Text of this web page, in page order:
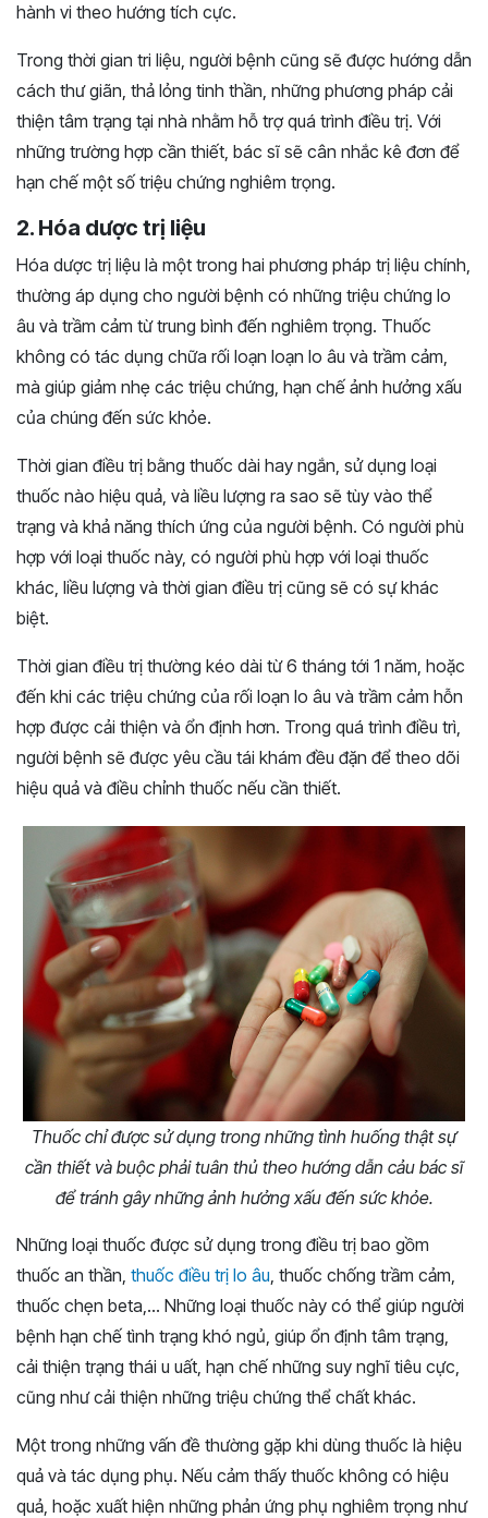
hành vi theo hướng tích cực.
Trong thời gian tri liệu, người bệnh cũng sẽ được hướng dẫn
cách thư giãn, thả lỏng tinh thần, những phương pháp cải
thiện tâm trạng tại nhà nhằm hỗ trợ quá trình điều trị. Với
những trường hợp cần thiết, bác sĩ sẽ cân nhắc kê đơn để
hạn chế một số triệu chứng nghiêm trọng.
2. Hóa dược trị liệu
Hóa dược trị liệu là một trong hai phương pháp trị liệu chính,
thường áp dụng cho người bệnh có những triệu chứng lo
âu và trầm cảm từ trung bình đến nghiêm trọng. Thuốc
không có tác dụng chữa rối loạn loạn lo âu và trầm cảm,
mà giúp giảm nhẹ các triệu chứng, hạn chế ảnh hưởng xấu
của chúng đến sức khỏe.
Thời gian điều trị bằng thuốc dài hay ngắn, sử dụng loại
thuốc nào hiệu quả, và liều lượng ra sao sẽ tùy vào thể
trạng và khả năng thích ứng của người bệnh. Có người phù
hợp với loại thuốc này, có người phù hợp với loại thuốc
khác, liều lượng và thời gian điều trị cũng sẽ có sự khác
biệt.
Thời gian điều trị thường kéo dài từ 6 tháng tới 1 năm, hoặc
đến khi các triệu chứng của rối loạn lo âu và trầm cảm hỗn
hợp được cải thiện và ổn định hơn. Trong quá trình điều trì,
người bệnh sẽ được yêu cầu tái khám đều đặn để theo dõi
hiệu quả và điều chỉnh thuốc nếu cần thiết.
Thuốc chỉ được sử dụng trong những tình huống thật sự
cần thiết và buộc phải tuân thủ theo hướng dẫn cảu bác sĩ
để tránh gây những ảnh hưởng xấu đến sức khỏe.
Những loại thuốc được sử dụng trong điều trị bao gồm
thuốc an thần, thuốc điều trị lo âu , thuốc chống trầm cảm,
thuốc chẹn beta,… Những loại thuốc này có thể giúp người
bệnh hạn chế tình trạng khó ngủ, giúp ổn định tâm trạng,
cải thiện trạng thái u uất, hạn chế những suy nghĩ tiêu cực,
cũng như cải thiện những triệu chứng thể chất khác.
Một trong những vấn đề thường gặp khi dùng thuốc là hiệu
quả và tác dụng phụ. Nếu cảm thấy thuốc không có hiệu
quả, hoặc xuất hiện những phản ứng phụ nghiêm trọng như